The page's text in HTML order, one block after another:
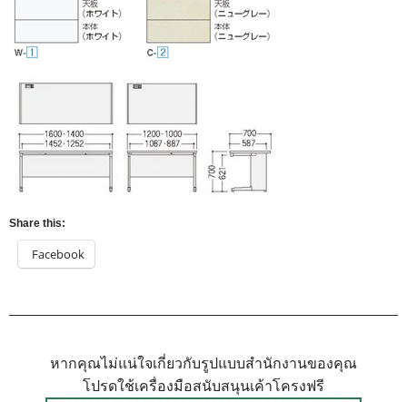
Share this:
Facebook
หากคุณไม่แน่ใจเกี่ยวกับรูปแบบสำนักงานของคุณ
โปรดใช้เครื่องมือสนับสนุนเค้าโครงฟรี